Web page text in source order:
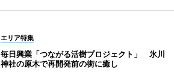
エリア特集
毎日興業「つながる活樹プロジェクト」 氷川
神社の原木で再開発前の街に癒し